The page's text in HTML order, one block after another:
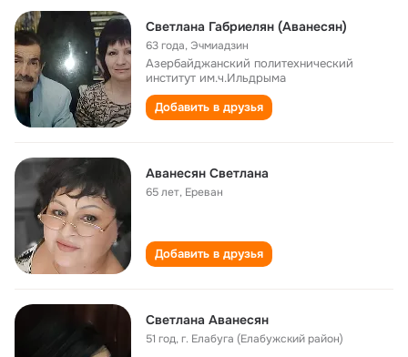
Светлана Габриелян (Аванесян)
63 года, Эчмиадзин
Азербайджанский политехнический
институт им.ч.Ильдрыма
Добавить в друзья
Аванесян Светлана
65 лет, Ереван
Добавить в друзья
Светлана Аванесян
51 год,г. Елабуга (Елабужский район)